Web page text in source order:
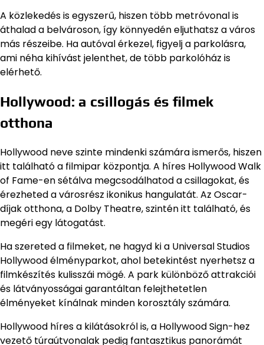
A közlekedés is egyszerű, hiszen több metróvonal is
áthalad a belvároson, így könnyedén eljuthatsz a város
más részeibe. Ha autóval érkezel, figyelj a parkolásra,
ami néha kihívást jelenthet, de több parkolóház is
elérhető.
Hollywood: a csillogás és filmek
otthona
Hollywood neve szinte mindenki számára ismerős, hiszen
itt található a filmipar központja. A híres Hollywood Walk
of Fame-en sétálva megcsodálhatod a csillagokat, és
érezheted a városrész ikonikus hangulatát. Az Oscar-
díjak otthona, a Dolby Theatre, szintén itt található, és
megéri egy látogatást.
Ha szereted a filmeket, ne hagyd ki a Universal Studios
Hollywood élményparkot, ahol betekintést nyerhetsz a
filmkészítés kulisszái mögé. A park különböző attrakciói
és látványosságai garantáltan felejthetetlen
élményeket kínálnak minden korosztály számára.
Hollywood híres a kilátásokról is, a Hollywood Sign-hez
vezető túraútvonalak pedig fantasztikus panorámát